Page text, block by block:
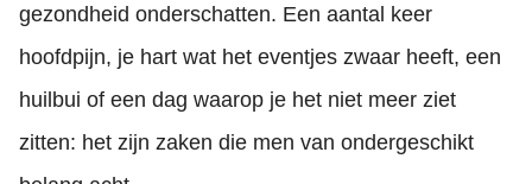
gezondheid onderschatten. Een aantal keer
hoofdpijn, je hart wat het eventjes zwaar heeft, een
huilbui of een dag waarop je het niet meer ziet
zitten: het zijn zaken die men van ondergeschikt